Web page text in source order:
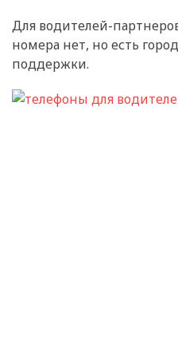
Для водителей-
номера нет, но есть
поддержки.